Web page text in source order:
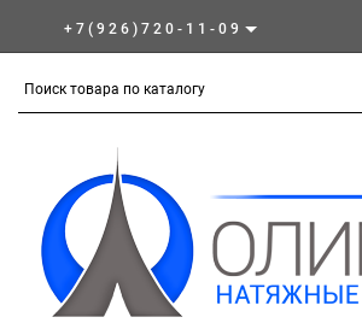
+7(926)720-11-09